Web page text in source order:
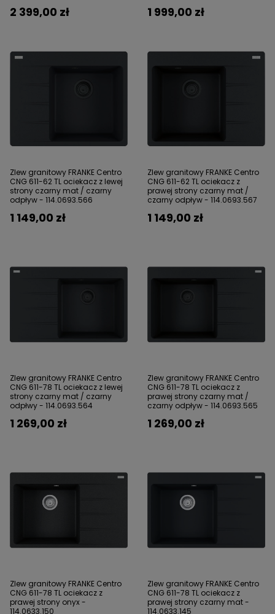
2 399,00 zł 1 999,00 zł
Zlew granitowy FRANKE Centro
CNG 611-62 TL ociekacz z lewej
strony czarny mat / czarny
odpływ - 114.0693.566
1 149,00 zł
Zlew granitowy FRANKE Centro
CNG 611-62 TL ociekacz z
prawej strony czarny mat /
czarny odpływ - 114.0693.567
1 149,00 zł
Zlew granitowy FRANKE Centro
CNG 611-78 TL ociekacz z lewej
strony czarny mat / czarny
odpłwy - 114.0693.564
1 269,00 zł
Zlew granitowy FRANKE Centro
CNG 611-78 TL ociekacz z
prawej strony czarny mat /
czarny odpływ - 114.0693.565
1 269,00 zł
Zlew granitowy FRANKE Centro
CNG 611-78 TL ociekacz z
prawej strony onyx -
114.0633.150
Zlew granitowy FRANKE Centro
CNG 611-78 TL ociekacz z
prawej strony czarny mat -
114.0633.145